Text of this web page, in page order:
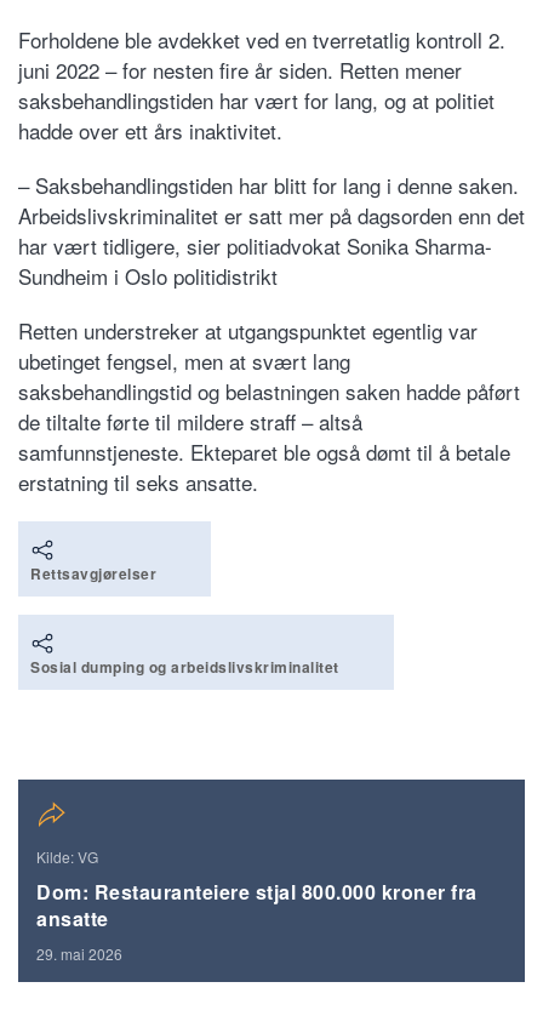
Forholdene ble avdekket ved en tverretatlig kontroll 2.
juni 2022 – for nesten fire år siden. Retten mener
saksbehandlingstiden har vært for lang, og at politiet
hadde over ett års inaktivitet.
– Saksbehandlingstiden har blitt for lang i denne saken.
Arbeidslivskriminalitet er satt mer på dagsorden enn det
har vært tidligere, sier politiadvokat Sonika Sharma-
Sundheim i Oslo politidistrikt
Retten understreker at utgangspunktet egentlig var
ubetinget fengsel, men at svært lang
saksbehandlingstid og belastningen saken hadde påført
de tiltalte førte til mildere straff – altså
samfunnstjeneste. Ekteparet ble også dømt til å betale
erstatning til seks ansatte.
Rettsavgjørelser
Sosial dumping og arbeidslivskriminalitet
Kilde: VG
Dom: Restauranteiere stjal 800.000 kroner fra
ansatte
29. mai 2026